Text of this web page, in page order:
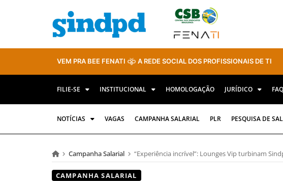
VEM PRA BEE FENATI A REDE SOCIAL DOS PROFISSIONAIS DE TI
FILIE-SE INSTITUCIONAL HOMOLOGAÇÃO JURÍDICO FAQ
NOTÍCIAS VAGAS CAMPANHA SALARIAL PLR PESQUISA DE
Campanha Salarial “Experiência incrível”: Lounges Vip turbinam
CAMPANHA SALARIAL